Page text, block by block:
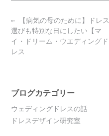
Post
navigation
← 【病気の母のために】ドレス
選びも特別な日にしたい【マ
イ・ドリーム・ウエディングド
レス
ブログカテゴリー
ウェディングドレスの話
ドレスデザイン研究室